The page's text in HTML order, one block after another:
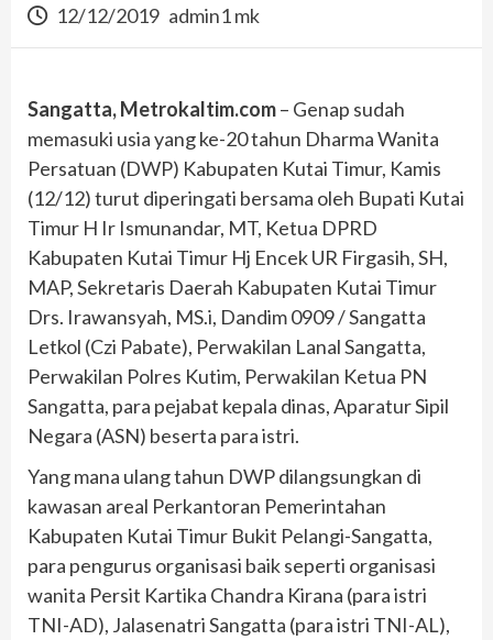
12/12/2019 admin1 mk
Sangatta, Metrokaltim.com– Genap sudah
memasuki usia yang ke-20 tahun Dharma Wanita
Persatuan (DWP) Kabupaten Kutai Timur, Kamis
(12/12) turut diperingati bersama oleh Bupati Kutai
Timur H Ir Ismunandar, MT, Ketua DPRD
Kabupaten Kutai Timur Hj Encek UR Firgasih, SH,
MAP, Sekretaris Daerah Kabupaten Kutai Timur
Drs. Irawansyah, MS.i, Dandim 0909 / Sangatta
Letkol (Czi Pabate), Perwakilan Lanal Sangatta,
Perwakilan Polres Kutim, Perwakilan Ketua PN
Sangatta, para pejabat kepala dinas, Aparatur Sipil
Negara (ASN) beserta para istri.
Yang mana ulang tahun DWP dilangsungkan di
kawasan areal Perkantoran Pemerintahan
Kabupaten Kutai Timur Bukit Pelangi-Sangatta,
para pengurus organisasi baik seperti organisasi
wanita Persit Kartika Chandra Kirana (para istri
TNI-AD), Jalasenatri Sangatta (para istri TNI-AL),